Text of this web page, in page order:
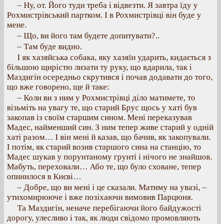
– Ну, от. Його туди треба і відвезти. Я завтра їду у
Рохмистрівський партком. І в Рохмистрівці він буде у
мене.
– Що, ви його там будете допитувати?..
– Там буде видно.
І як хазяйська собака, яку хазяїн ударить, кидається з
більшою щирістю лизати ту руку, що вдарила, так і
Маздигін осередньо скрутився і почав додавати до того,
що вже говорено, ще й таке:
– Коли ви з ним у Рохмистрівці діло матимете, то
візьміть на увагу те, що старий Брус щось у хаті був
закопав із своїм старшим сином. Мені переказував
Мадес, найменший син. З ним тепер живе старий у одній
хаті разом… І він мені й казав, що бачив, як закопували.
І потім, як старий возив старшого сина на станцію, то
Мадес шукав у порунтаному грунті і нічого не знайшов.
Мабуть, переховали… Або те, що було сховане, тепер
опинилося в Києві…
– Добре, що ви мені і це сказали. Матиму на увазі, –
утихомирююче і вже позіхаючи вимовив Парцюня.
Та Маздигін, неначе перебігаючи його байдужості
дорогу, улесливо і так, як люди свідомо промовляють